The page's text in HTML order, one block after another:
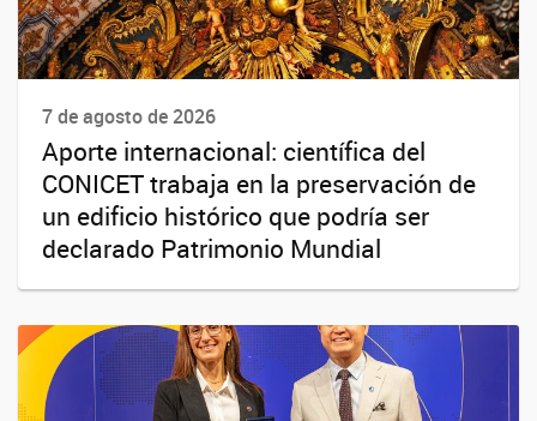
7 de agosto de 2026
Aporte internacional: científica del
CONICET trabaja en la preservación de
un edificio histórico que podría ser
declarado Patrimonio Mundial